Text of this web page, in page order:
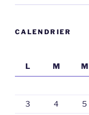
CALENDRIER
L
M M
3 4 5